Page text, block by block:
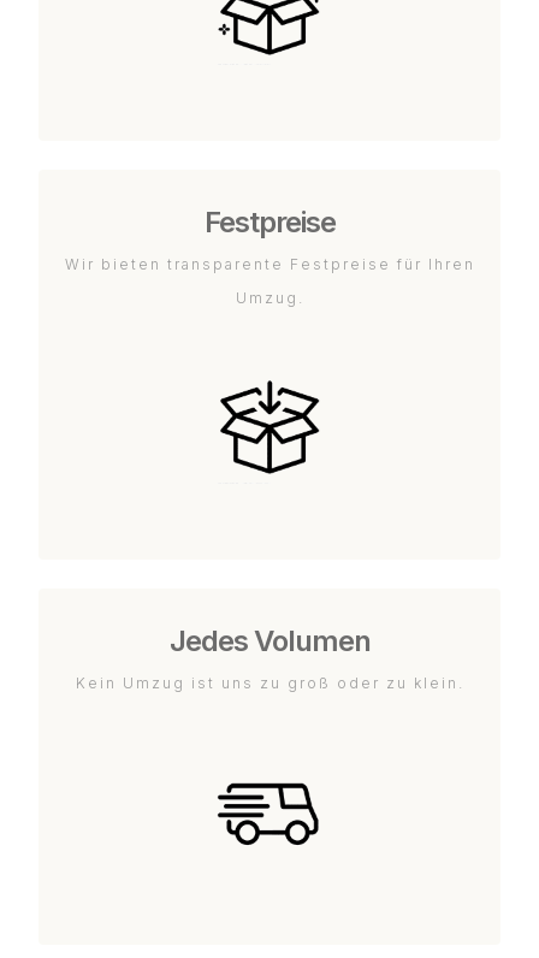
Festpreise
Wir bieten transparente Festpreise für Ihren
Umzug.
Jedes Volumen
Kein Umzug ist uns zu groß oder zu klein.